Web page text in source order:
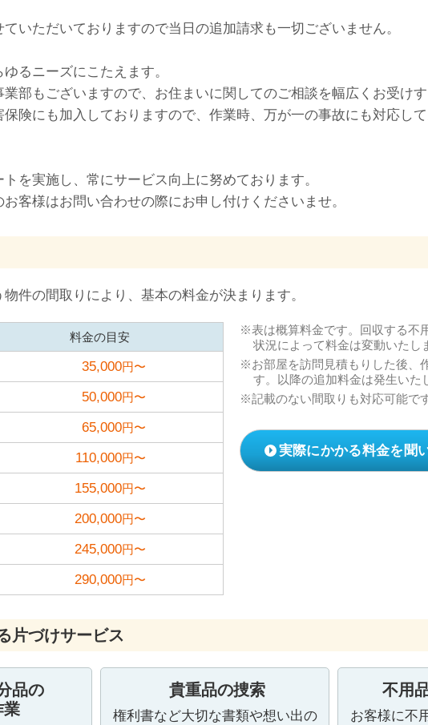
いただいておりますので当日の追加請求も一切ございません。
るニーズにこたえます。
部もございますので、お住まいに関してのご相談を幅広くお受けす
険にも加入しておりますので、作業時、万が一の事故にも対応して
を実施し、常にサービス向上に努めております。
客様はお問い合わせの際にお申し付けくださいませ。
件の間取りにより、基本の料金が決まります。
料金の目安
35,000円〜
50,000円〜
65,000円〜
110,000円〜
155,000円〜
200,000円〜
245,000円〜
290,000円〜
表は概算料金です。回収する不
状況によって料金は変動いたし
お部屋を訪問見積もりした後、
す。以降の追加料金は発生いた
記載のない間取りも対応可能で
実際にかかる料金を聞
片づけサービス
品の
業
貴重品の捜索
権利書など大切な書類や想い出の
不用
お客様に不